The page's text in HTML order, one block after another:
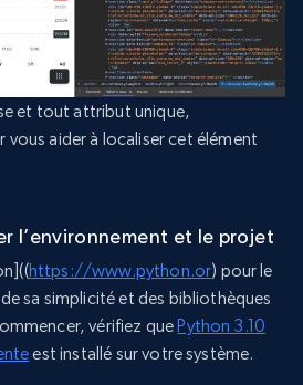
et tout attribut unique,
vous aider à localiser cet élément
l’environnement et le projet
https://www.python.or) pour le
sa simplicité et des bibliothèques
vérifiez que Python 3.10
est installé sur votre système.